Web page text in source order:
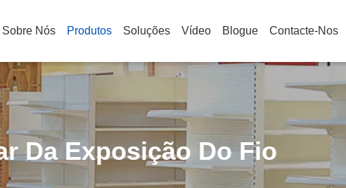
Sobre Nós Produtos Soluções Vídeo Blogue Contacte-Nos
Da Exposição Do Fio